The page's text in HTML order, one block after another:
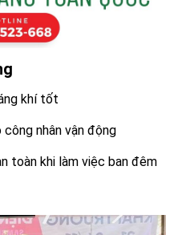
khí tốt
công nhân vận động
toàn khi làm việc ban đêm